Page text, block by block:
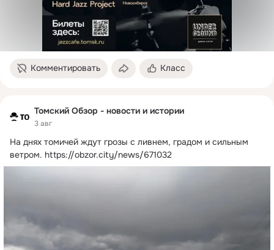
Комментировать Класс
Томский Обзор - новости и истории
3 авг
На днях томичей ждут грозы с ливнем, градом и сильным
ветром. https://obzor.city/news/671032